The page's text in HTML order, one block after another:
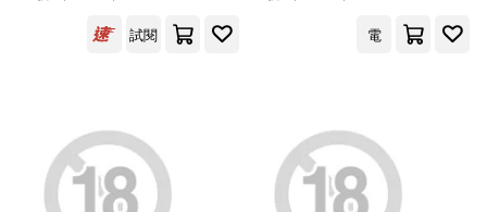
朝野始(9) 李紫蓉(9)
海豚傳媒編(9)
HARPERCOLLINS PUBLISHERS
試閱
電